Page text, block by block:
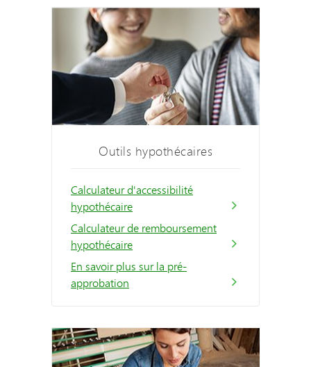
Outils hypothécaires
Calculateur d'accessibilité
hypothécaire
Calculateur de remboursement
hypothécaire
En savoir plus sur la pré-
approbation